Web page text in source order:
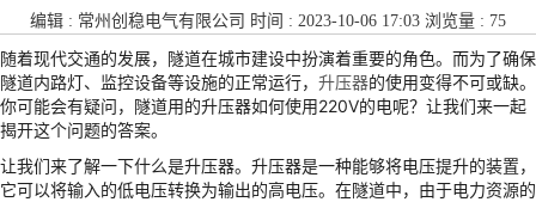
编辑 : 常州创稳电气有限公司 时间 : 2023-10-06 17:03 浏览量 : 75
随着现代交通的发展，隧道在城市建设中扮演着重要的角色。而为了确保
隧道内路灯、监控设备等设施的正常运行， 升压器的使用变得不可或缺。
你可能会有疑问，隧道用的升压器如何使用220V的电呢？让我们来一起
揭开这个问题的答案。
让我们来了解一下什么是升压器。升压器是一种能够将电压提升的装置，
它可以将输入的低电压转换为输出的高电压。在隧道中，由于电力资源的